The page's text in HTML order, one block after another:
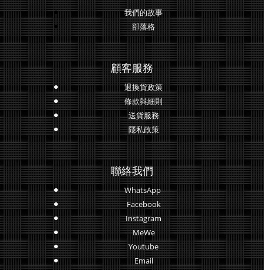
我們的故事
部落格
顧客服務
退換貨政策
條款與細則
送貨服務
隱私政策
聯絡我們
WhatsApp
Facebook
Instagram
MeWe
Youtube
Email